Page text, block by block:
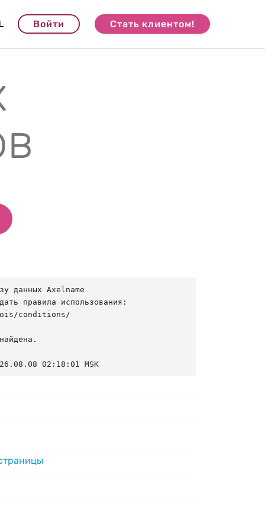
Войти Стать клиентом!
данных Axelname
правила использования:
conditions/
02:18:01 MSK